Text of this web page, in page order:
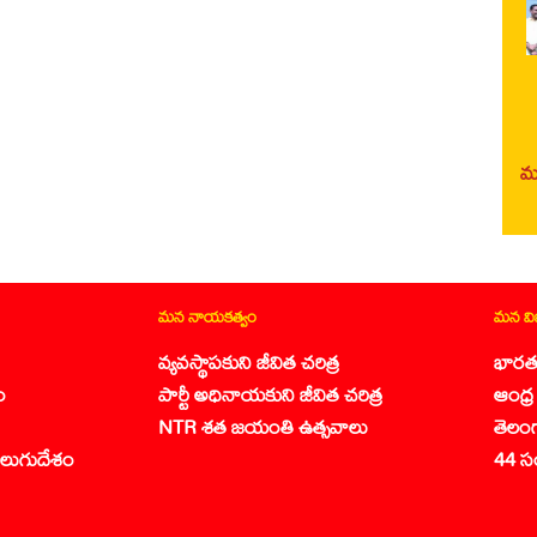
మన నాయకత్వం
వ్యవస్థాపకుని జీవిత చరిత్ర
పార్టీ అధినాయకుని జీవిత చరిత్ర
NTR శత జయంతి ఉత్సవాలు
మన
44